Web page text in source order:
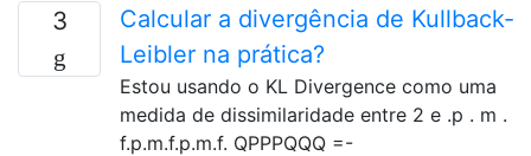
3
Calcular a divergência de Kullback-
Leibler na prática?
Estou usando o KL Divergence como uma
medida de dissimilaridade entre 2 e .p . m .
f.p.m.f.p.m.f. QPPPQQQ =-